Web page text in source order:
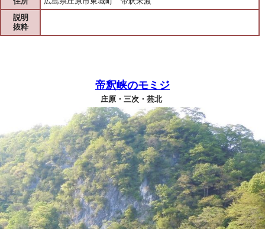
説明
抜粋
帝釈峡のモミジ
庄原・三次・芸北